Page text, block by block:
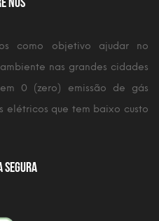
como objetivo ajudar no
nas grandes cidades
0 (zero) emissão de gás
elétricos que tem baixo custo
Segura